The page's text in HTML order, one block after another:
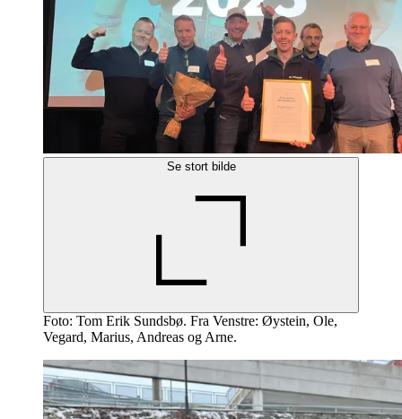
Se stort bilde
Foto: Tom Erik Sundsbø. Fra Venstre: Øystein, Ole,
Vegard, Marius, Andreas og Arne.